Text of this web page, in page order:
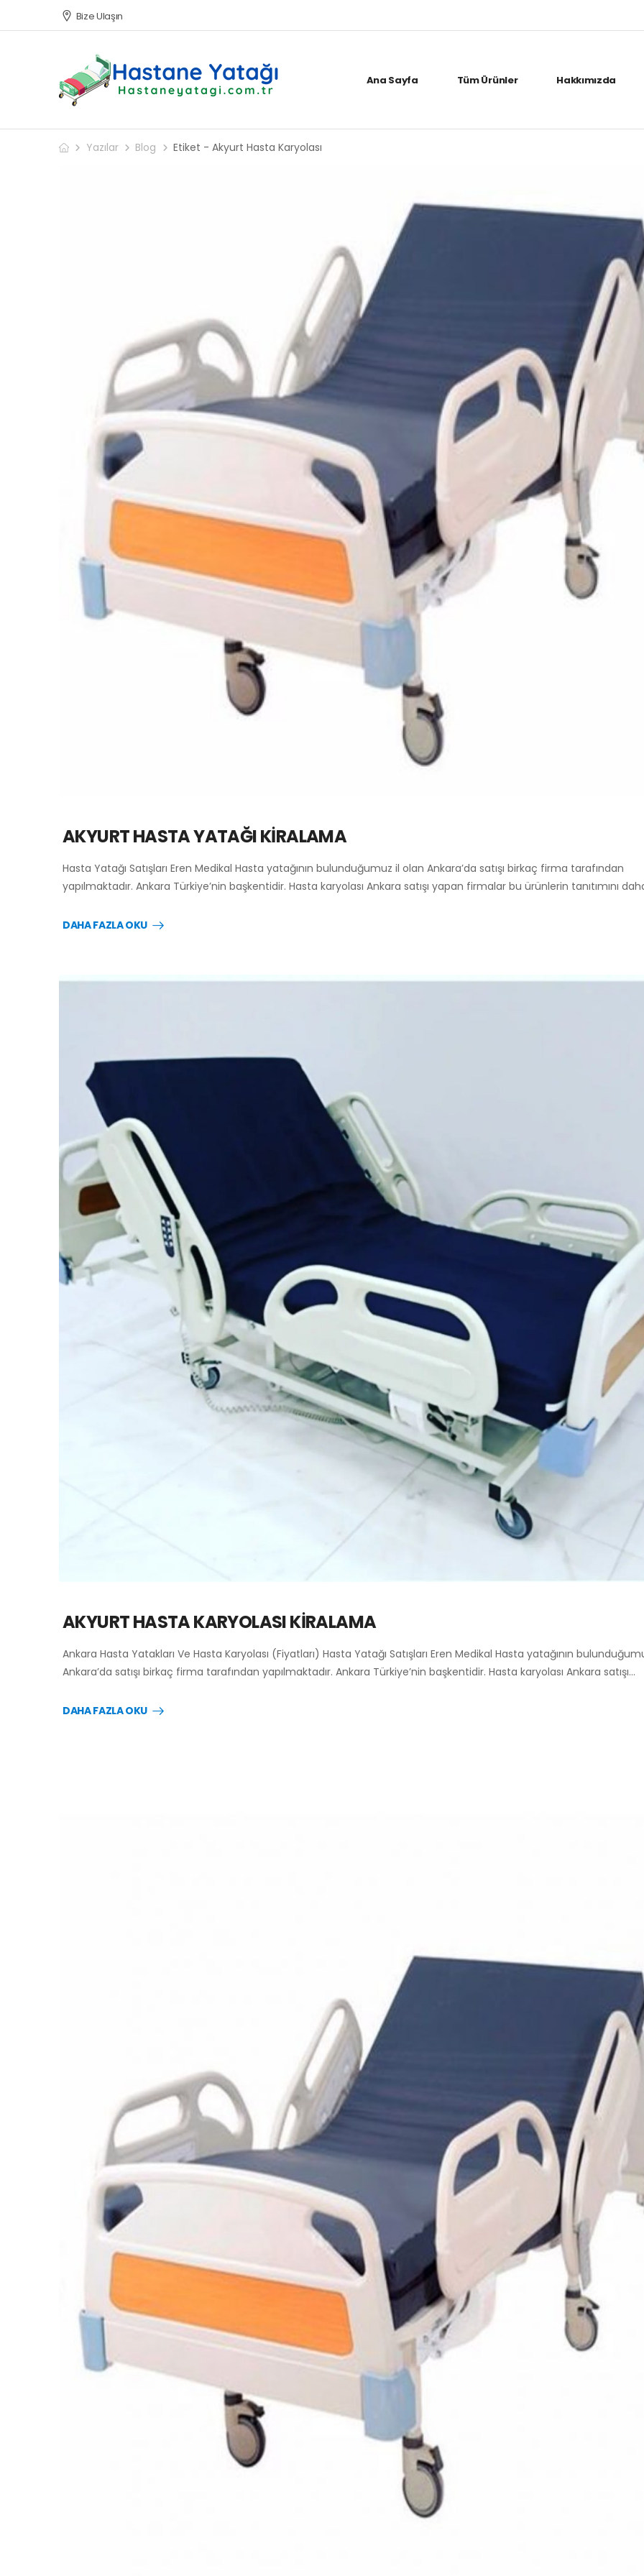
Bize Ulaşın
Ana Sayfa Tüm Ürünler Hakkımızda
Yazılar Blog Etiket - Akyurt Hasta Karyolası
AKYURT HASTA YATAĞI KİRALAMA
Hasta Yatağı Satışları Eren Medikal Hasta yatağının bulunduğumuz il olan Ankara’da satışı birkaç firma tarafından
yapılmaktadır. Ankara Türkiye’nin başkentidir. Hasta karyolası Ankara satışı yapan firmalar bu ürünlerin tanıtımını
DAHA FAZLA OKU
AKYURT HASTA KARYOLASI KİRALAMA
Ankara Hasta Yatakları Ve Hasta Karyolası (Fiyatları) Hasta Yatağı Satışları Eren Medikal Hasta yatağının
Ankara’da satışı birkaç firma tarafından yapılmaktadır. Ankara Türkiye’nin başkentidir. Hasta karyolası Ankara satışı…
DAHA FAZLA OKU